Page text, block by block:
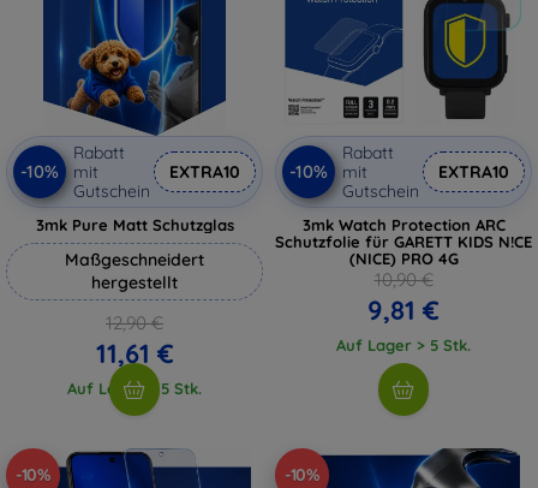
-10%
Rabatt
mit
Gutschein
EXTRA10
3mk Pure Matt Schutzglas
Maßgeschneidert
hergestellt
12,90 €
11,61 €
Auf Lager > 5 Stk.
-10%
Rabatt
mit
Gutschein
EXTRA10
3mk Watch Protection ARC
Schutzfolie für GARETT KIDS N!CE
(NICE) PRO 4G
10,90 €
9,81 €
Auf Lager > 5 Stk.
-10% -10%